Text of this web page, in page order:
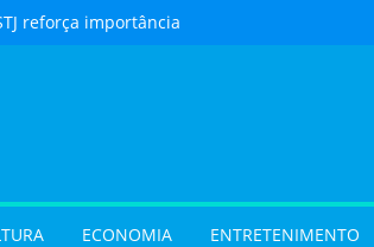
reforça importância
inéditas de
gratuitas no fim
ECONOMIA ENTRETENIMENTO